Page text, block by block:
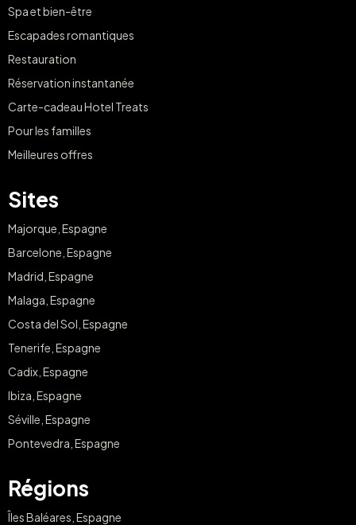
Spa et bien-être
Escapades romantiques
Restauration
Réservation instantanée
Carte-cadeau Hotel Treats
Pour les familles
Meilleures offres
Sites
Majorque, Espagne
Barcelone, Espagne
Madrid, Espagne
Malaga, Espagne
Costa del Sol, Espagne
Tenerife, Espagne
Cadix, Espagne
Ibiza, Espagne
Séville, Espagne
Pontevedra, Espagne
Régions
Îles Baléares, Espagne